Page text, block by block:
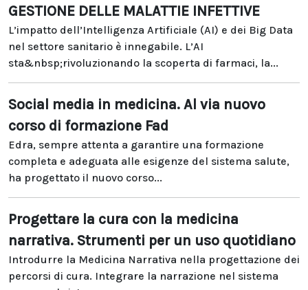
GESTIONE DELLE MALATTIE INFETTIVE
L’impatto dell’Intelligenza Artificiale (AI) e dei Big Data
nel settore sanitario è innegabile. L’AI
sta&nbsp;rivoluzionando la scoperta di farmaci, la...
Social media in medicina. Al via nuovo
corso di formazione Fad
Edra, sempre attenta a garantire una formazione
completa e adeguata alle esigenze del sistema salute,
ha progettato il nuovo corso...
Progettare la cura con la medicina
narrativa. Strumenti per un uso quotidiano
Introdurre la Medicina Narrativa nella progettazione dei
percorsi di cura. Integrare la narrazione nel sistema